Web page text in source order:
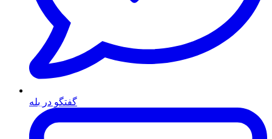
گفتگو در بله